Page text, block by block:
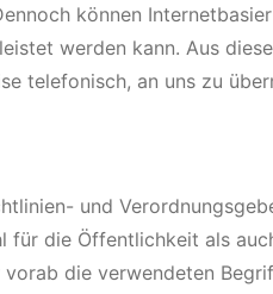
können
werden kann. Aus
telefonisch, an uns zu
und
für die Öffentlichkeit als
die verwendeten